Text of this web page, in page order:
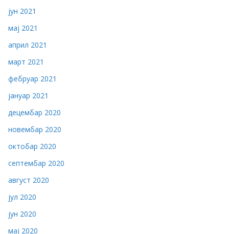
јун 2021
мај 2021
април 2021
март 2021
фебруар 2021
јануар 2021
децембар 2020
новембар 2020
октобар 2020
септембар 2020
август 2020
јул 2020
јун 2020
мај 2020